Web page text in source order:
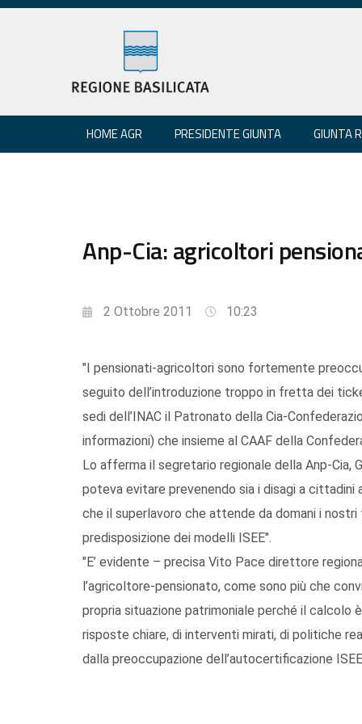
HOME AGR PRESIDENTE GIUNTA GIUNTA
Anp-Cia: agricoltori
2 Ottobre 2011 10:23
"I pensionati-agricoltori sono fortemente
seguito dell’introduzione troppo in fretta dei
sedi dell’INAC il Patronato della Cia-
informazioni) che insieme al CAAF della
Lo afferma il segretario regionale della Anp-Cia,
poteva evitare prevenendo sia i disagi a cittadini
che il superlavoro che attende da domani i nostri
predisposizione dei modelli ISEE".
"E’ evidente – precisa Vito Pace direttore
l’agricoltore-pensionato, come sono più che
propria situazione patrimoniale perché il calcolo
risposte chiare, di interventi mirati, di politiche
dalla preoccupazione dell’autocertificazione